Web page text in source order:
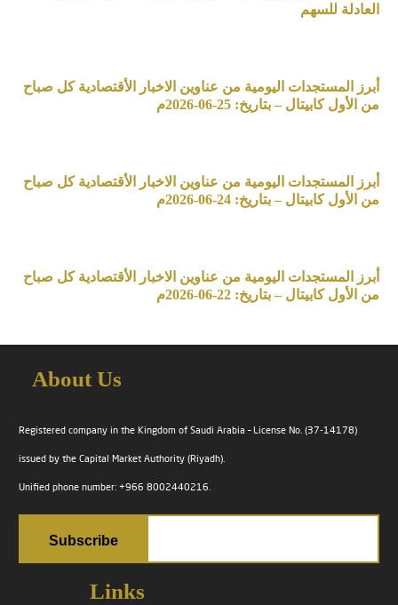
العادلة للسهم
أبرز المستجدات اليومية من عناوين الاخبار الأقتصادية كل صباح
من الأول كابيتال – بتاريخ: 25-06-2026م
أبرز المستجدات اليومية من عناوين الاخبار الأقتصادية كل صباح
من الأول كابيتال – بتاريخ: 24-06-2026م
أبرز المستجدات اليومية من عناوين الاخبار الأقتصادية كل صباح
من الأول كابيتال – بتاريخ: 22-06-2026م
About Us
Registered company in the Kingdom of Saudi Arabia – License No. (37-14178)
issued by the Capital Market Authority (Riyadh).
Unified phone number: +966 8002440216.
Links